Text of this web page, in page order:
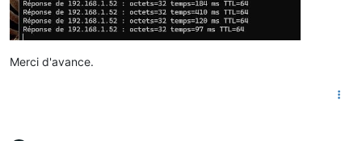
Merci d'avance.